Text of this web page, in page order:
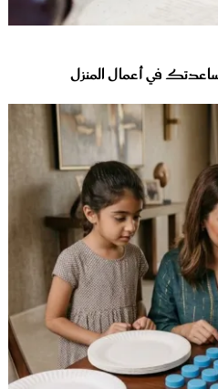
في أعمال المنزل